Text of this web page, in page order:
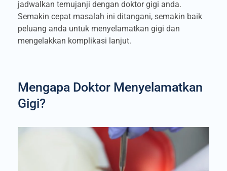
jadwalkan temujanji dengan doktor gigi anda.
Semakin cepat masalah ini ditangani, semakin baik
peluang anda untuk menyelamatkan gigi dan
mengelakkan komplikasi lanjut.
Mengapa Doktor Menyelamatkan
Gigi?